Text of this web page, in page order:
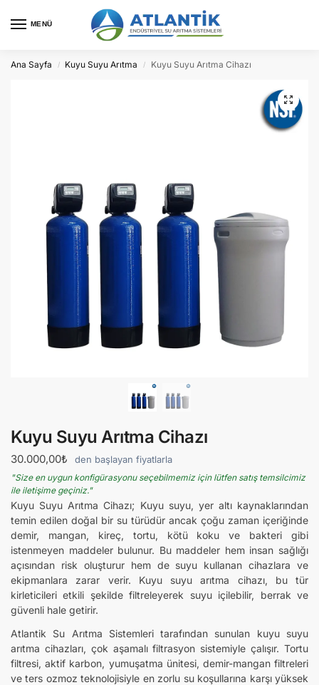
MENÜ
Ana Sayfa / Kuyu Suyu Arıtma / Kuyu Suyu Arıtma Cihazı
Kuyu Suyu Arıtma Cihazı
30.000,00₺ den başlayan fiyatlarla
"Size en uygun konfigürasyonu seçebilmemiz için lütfen satış temsilcimiz
ile iletişime geçiniz."
Kuyu Suyu Arıtma Cihazı; Kuyu suyu, yer altı kaynaklarından
temin edilen doğal bir su türüdür ancak çoğu zaman içeriğinde
demir, mangan, kireç, tortu, kötü koku ve bakteri gibi
istenmeyen maddeler bulunur. Bu maddeler hem insan sağlığı
açısından risk oluşturur hem de suyu kullanan cihazlara ve
ekipmanlara zarar verir. Kuyu suyu arıtma cihazı, bu tür
kirleticileri etkili şekilde filtreleyerek suyu içilebilir, berrak ve
güvenli hale getirir.
Atlantik Su Arıtma Sistemleri tarafından sunulan kuyu suyu
arıtma cihazları, çok aşamalı filtrasyon sistemiyle çalışır. Tortu
filtresi, aktif karbon, yumuşatma ünitesi, demir-mangan filtreleri
ve ters ozmoz teknolojisiyle en zorlu su koşullarına karşı yüksek